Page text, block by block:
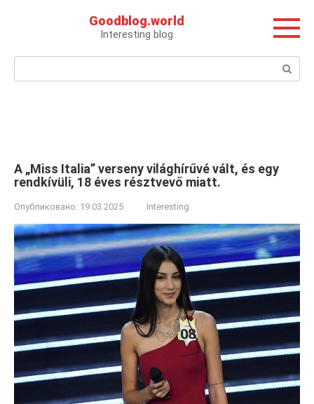
Goodblog.world
Interesting blog
Поиск:
A „Miss Italia” verseny világhírűvé vált, és egy
rendkívüli, 18 éves résztvevő miatt.
Опубликовано: 19.03.2025 Interesting